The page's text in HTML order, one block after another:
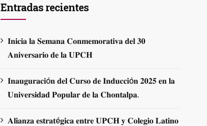
Entradas recientes
𝐈𝐧𝐢𝐜𝐢𝐚 𝐥𝐚 𝐒𝐞𝐦𝐚𝐧𝐚 𝐂𝐨𝐧𝐦𝐞𝐦𝐨𝐫𝐚𝐭𝐢𝐯𝐚 𝐝𝐞𝐥 𝟑𝟎
𝐀𝐧𝐢𝐯𝐞𝐫𝐬𝐚𝐫𝐢𝐨 𝐝𝐞 𝐥𝐚 𝐔𝐏𝐂𝐇
𝐈𝐧𝐚𝐮𝐠𝐮𝐫𝐚𝐜𝐢ó𝐧 𝐝𝐞𝐥 𝐂𝐮𝐫𝐬𝐨 𝐝𝐞 𝐈𝐧𝐝𝐮𝐜𝐜𝐢ó𝐧 𝟐𝟎𝟐𝟓 𝐞𝐧 𝐥𝐚
𝐔𝐧𝐢𝐯𝐞𝐫𝐬𝐢𝐝𝐚𝐝 𝐏𝐨𝐩𝐮𝐥𝐚𝐫 𝐝𝐞 𝐥𝐚 𝐂𝐡𝐨𝐧𝐭𝐚𝐥𝐩𝐚.
𝐀𝐥𝐢𝐚𝐧𝐳𝐚 𝐞𝐬𝐭𝐫𝐚𝐭é𝐠𝐢𝐜𝐚 𝐞𝐧𝐭𝐫𝐞 𝐔𝐏𝐂𝐇 𝐲 𝐂𝐨𝐥𝐞𝐠𝐢𝐨 𝐋𝐚𝐭𝐢𝐧𝐨